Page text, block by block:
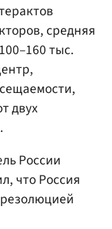
средняя
тыс.
двух
России
что Россия